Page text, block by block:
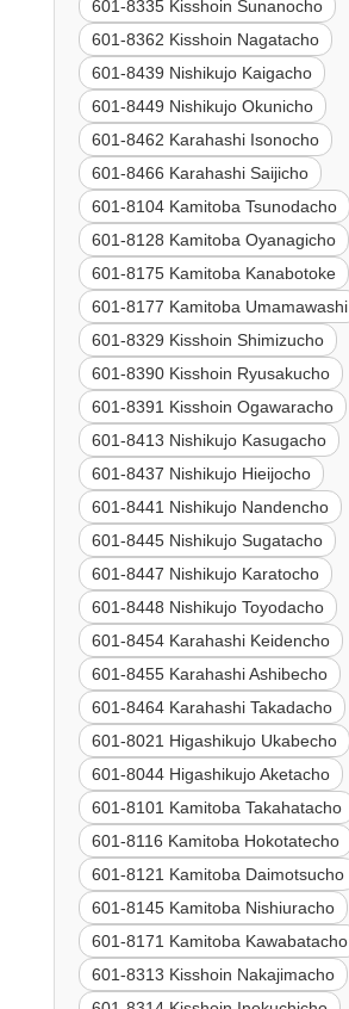
601-8335 Kisshoin Sunanocho
601-8362 Kisshoin Nagatacho
601-8439 Nishikujo Kaigacho
601-8449 Nishikujo Okunicho
601-8462 Karahashi Isonocho
601-8466 Karahashi Saijicho
601-8104 Kamitoba Tsunodacho
601-8128 Kamitoba Oyanagicho
601-8175 Kamitoba Kanabotoke
601-8177 Kamitoba Umamawashi
601-8329 Kisshoin Shimizucho
601-8390 Kisshoin Ryusakucho
601-8391 Kisshoin Ogawaracho
601-8413 Nishikujo Kasugacho
601-8437 Nishikujo Hieijocho
601-8441 Nishikujo Nandencho
601-8445 Nishikujo Sugatacho
601-8447 Nishikujo Karatocho
601-8448 Nishikujo Toyodacho
601-8454 Karahashi Keidencho
601-8455 Karahashi Ashibecho
601-8464 Karahashi Takadacho
601-8021 Higashikujo Ukabecho
601-8044 Higashikujo Aketacho
601-8101 Kamitoba Takahatacho
601-8116 Kamitoba Hokotatecho
601-8121 Kamitoba Daimotsucho
601-8145 Kamitoba Nishiuracho
601-8171 Kamitoba Kawabatacho
601-8313 Kisshoin Nakajimacho